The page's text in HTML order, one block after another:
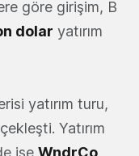
göre girişim, B
dolar yatırım
yatırım turu,
Yatırım
ise WndrCo,